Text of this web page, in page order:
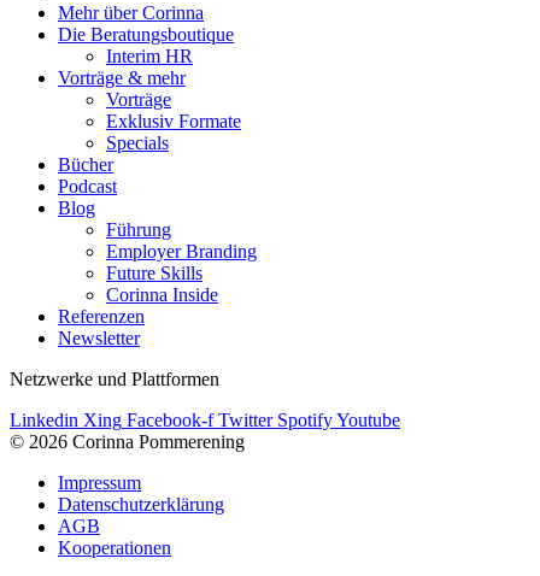
Mehr über Corinna
Die Beratungsboutique
Interim HR
Vorträge & mehr
Vorträge
Exklusiv Formate
Specials
Bücher
Podcast
Blog
Führung
Employer Branding
Future Skills
Corinna Inside
Referenzen
Newsletter
Netzwerke und Plattformen
Linkedin Xing Facebook-f Twitter SpotifyYoutube
© 2026 Corinna Pommerening
Impressum
Datenschutzerklärung
AGB
Kooperationen